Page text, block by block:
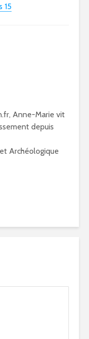
15
Anne-Marie vit
depuis
Archéologique